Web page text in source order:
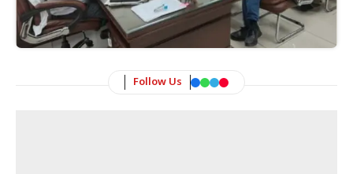
Follow Us